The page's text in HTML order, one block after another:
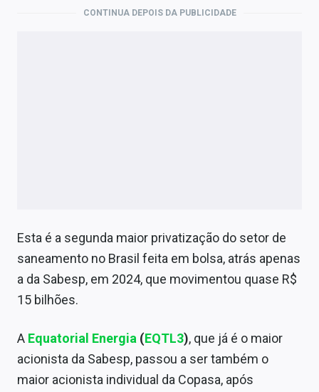
Expediente
CONTINUA DEPOIS DA PUBLICIDADE
Esta é a segunda maior privatização do setor de
saneamento no Brasil feita em bolsa, atrás apenas
a da Sabesp, em 2024, que movimentou quase R$
15 bilhões.
A Equatorial Energia (EQTL3), que já é o maior
acionista da Sabesp, passou a ser também o
maior acionista individual da Copasa, após